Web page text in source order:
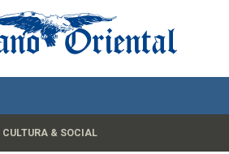
CULTURA & SOCIAL